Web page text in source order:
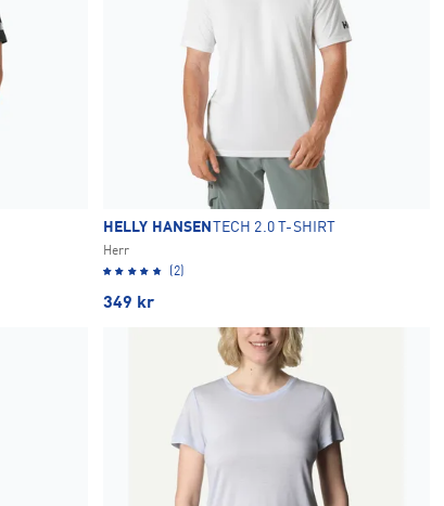
HELLY HANSEN TECH 2.0 T-SHIRT
Herr
(2)
349 kr